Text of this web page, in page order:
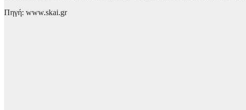
Πηγή: www.skai.gr